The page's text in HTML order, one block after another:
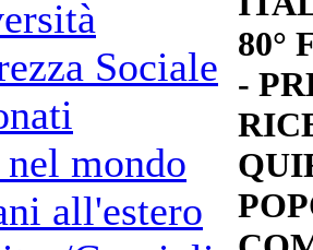
Sociale
mondo
all'estero
80°
-